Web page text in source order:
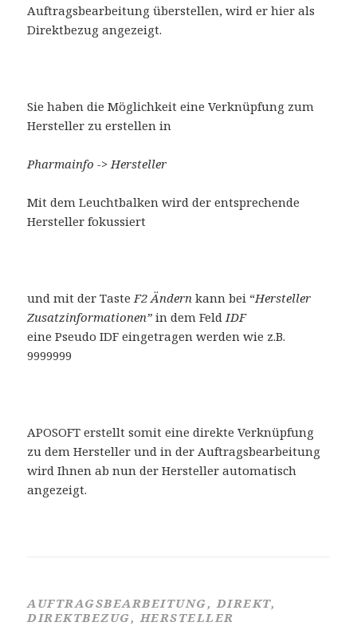
Auftragsbearbeitung überstellen, wird er hier als
Direktbezug angezeigt.
Sie haben die Möglichkeit eine Verknüpfung zum
Hersteller zu erstellen in
Pharmainfo -> Hersteller
Mit dem Leuchtbalken wird der entsprechende
Hersteller fokussiert
und mit der Taste F2 Ändernkann bei “Hersteller
Zusatzinformationen”in dem Feld IDF
eine Pseudo IDF eingetragen werden wie z.B.
9999999
APOSOFT erstellt somit eine direkte Verknüpfung
zu dem Hersteller und in der Auftragsbearbeitung
wird Ihnen ab nun der Hersteller automatisch
angezeigt.
AUFTRAGSBEARBEITUNG, DIREKT,
DIREKTBEZUG, HERSTELLER